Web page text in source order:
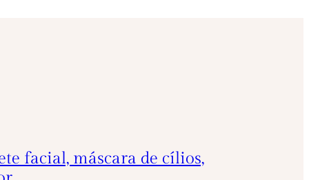
facial, máscara de cílios,